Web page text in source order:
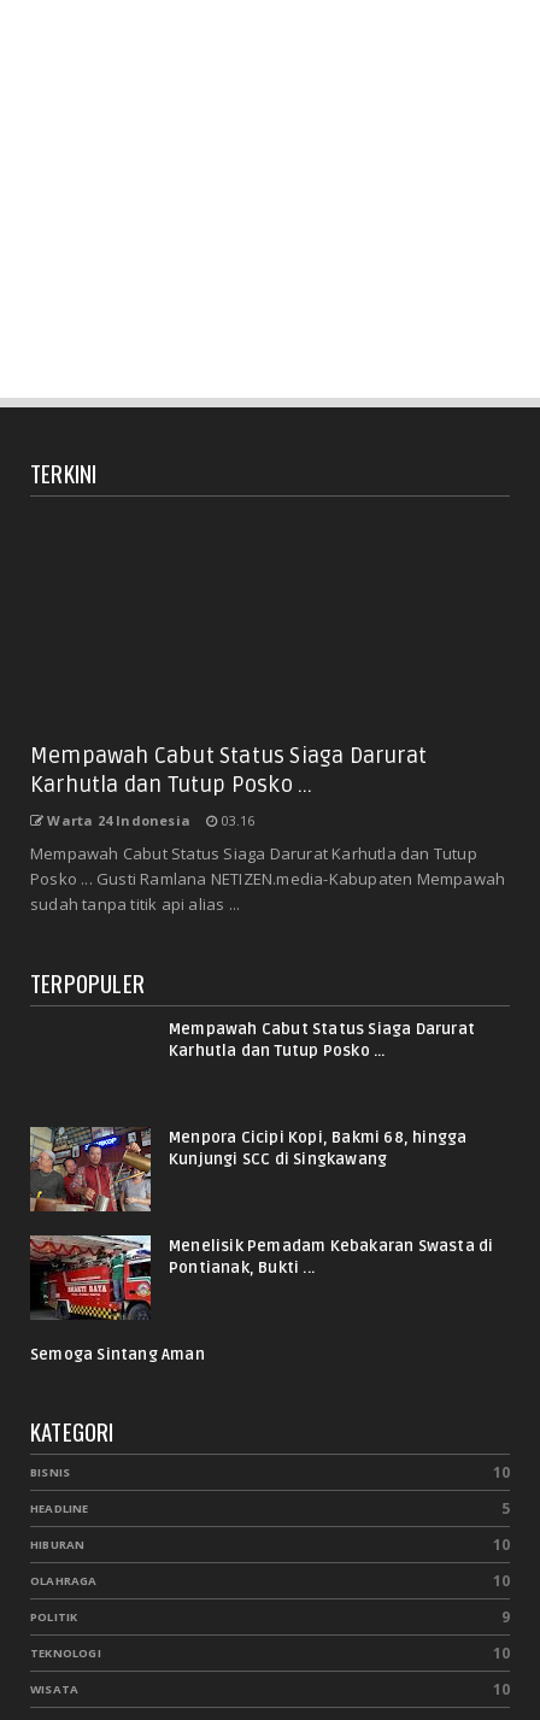
TERKINI
Mempawah Cabut Status Siaga Darurat
Karhutla dan Tutup Posko ...
Warta 24 Indonesia 03.16
Mempawah Cabut Status Siaga Darurat Karhutla dan Tutup
Posko ... Gusti Ramlana NETIZEN.media-Kabupaten Mempawah
sudah tanpa titik api alias ...
TERPOPULER
Mempawah Cabut Status Siaga Darurat
Karhutla dan Tutup Posko ...
Menpora Cicipi Kopi, Bakmi 68, hingga
Kunjungi SCC di Singkawang
Menelisik Pemadam Kebakaran Swasta di
Pontianak, Bukti ...
Semoga Sintang Aman
KATEGORI
BISNIS 10
HEADLINE 5
HIBURAN 10
OLAHRAGA 10
POLITIK 9
TEKNOLOGI 10
WISATA 10